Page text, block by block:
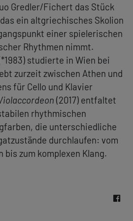
Gredler/Fichert das Stück
ein altgriechisches Skolion
einer spielerischen
Rhythmen nimmt.
studierte in Wien bei
zurzeit zwischen Athen und
für Cello und Klavier
(2017) entfaltet
rhythmischen
die unterschiedliche
durchlaufen: vom
bis zum komplexen Klang.